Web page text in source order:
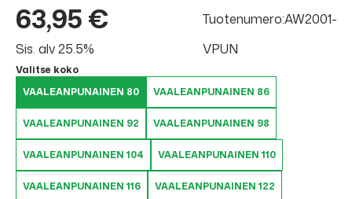
63,95 €
Sis. alv 25.5%
Tuotenumero:AW2001-
VPUN
Valitse koko
VAALEANPUNAINEN 80
VAALEANPUNAINEN 86
VAALEANPUNAINEN 92 VAALEANPUNAINEN 98
VAALEANPUNAINEN 104 VAALEANPUNAINEN 110
VAALEANPUNAINEN 116 VAALEANPUNAINEN 122